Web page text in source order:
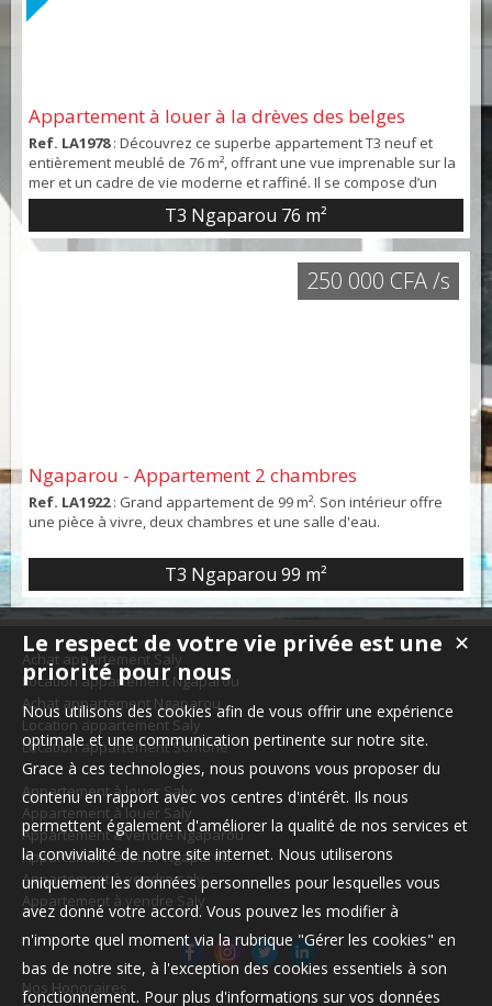
Appartement à louer à la drèves des belges
Ref. LA1978: Découvrez ce superbe appartement T3 neuf et
entièrement meublé de 76 m², offrant une vue imprenable sur la
mer et un cadre de vie moderne et raffiné. Il se compose d’un
vaste séjour lumineux avec cuisine américaine équipée, de
deux chambres et une salle d’eau, de deux WC (dont un
indépendant) et d’un balcon de 12 m² idéal pour profiter des
beaux jours. Les finitions soignées, les ouvertu...
T3 Ngaparou 76 m²
Ngaparou - Appartement 2 chambres
Ref. LA1922: Grand appartement de 99 m². Son intérieur offre
une pièce à vivre, deux chambres et une salle d'eau.
T3 Ngaparou 99 m²
250 000 CFA /s
Achat appartement Saly
Location appartement Ngaparou
Achat appartement Ngaparou
Location appartement Saly
Location appartement Somone
Appartement à louer Saly
Appartement à louer Saly
Appartement à vendre Ngaparou
Appartement à louer Ngaparou
Appartement à vendre saly
Appartement à vendre Saly
Nos Honoraires
✕
Le respect de votre vie privée est une
priorité pour nous
Nous utilisons des cookies afin de vous offrir une expérience
optimale et une communication pertinente sur notre site.
Grace à ces technologies, nous pouvons vous proposer du
contenu en rapport avec vos centres d'intérêt. Ils nous
permettent également d'améliorer la qualité de nos services et
la convivialité de notre site internet. Nous utiliserons
uniquement les données personnelles pour lesquelles vous
avez donné votre accord. Vous pouvez les modifier à
n'importe quel moment via la rubrique "Gérer les cookies" en
bas de notre site, à l'exception des cookies essentiels à son
fonctionnement. Pour plus d'informations sur vos données